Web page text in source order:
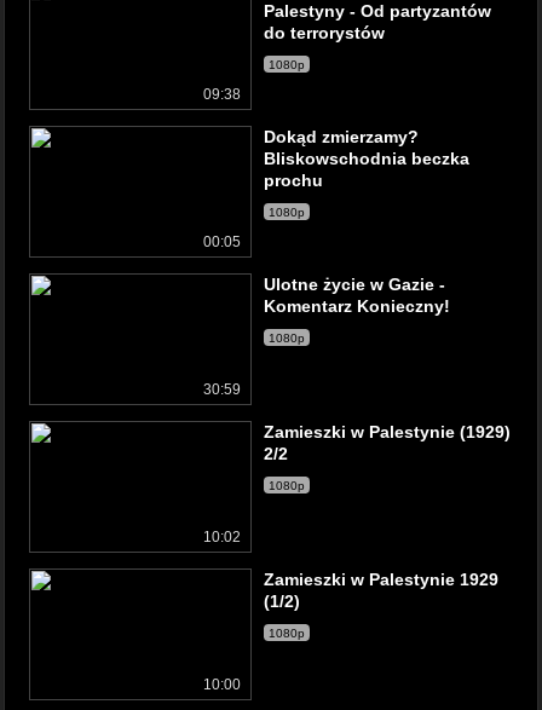
09:38
Palestyny - Od partyzantów
do terrorystów
1080p
00:05
Dokąd zmierzamy?
Bliskowschodnia beczka
prochu
1080p
30:59
Ulotne życie w Gazie -
Komentarz Konieczny!
1080p
10:02
Zamieszki w Palestynie (1929)
2/2
1080p
10:00
Zamieszki w Palestynie 1929
(1/2)
1080p